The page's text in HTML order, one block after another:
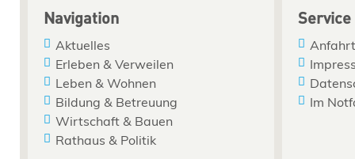
Navigation
Aktuelles
Erleben & Verweilen
Leben & Wohnen
Bildung & Betreuung
Wirtschaft & Bauen
Rathaus & Politik
Service
Im